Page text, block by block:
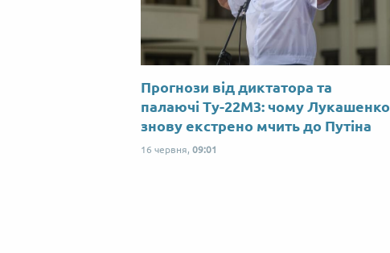
Прогнози від диктатора та
палаючі Ту-22М3: чому Лукашенко
знову екстрено мчить до Путіна
16 червня, 09:01